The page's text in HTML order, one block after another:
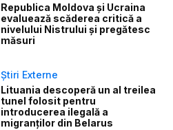
Republica Moldova și Ucraina
evaluează scăderea critică a
nivelului Nistrului și pregătesc
măsuri
Știri Externe
Lituania descoperă un al treilea
tunel folosit pentru
introducerea ilegală a
migranților din Belarus